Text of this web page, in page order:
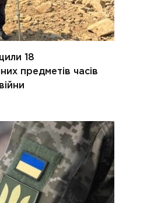
18
предметів часів